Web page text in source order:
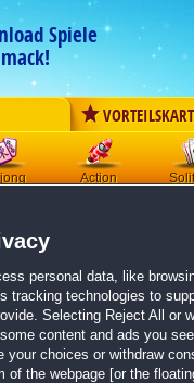
Spiele
Action
gestartet für:
Spiel wird in 5 Sekunden
automatisch startet,klicke bitte
personal data, like
tracking technologies to
Selecting Reject All or
content and ads you
your choices or withdraw
of the webpage [or the